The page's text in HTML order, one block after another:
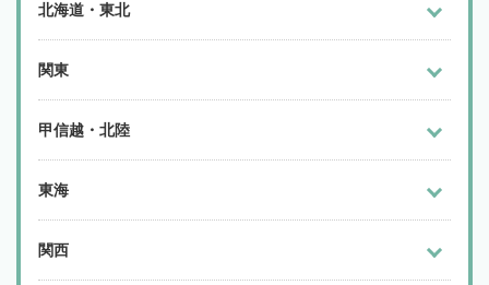
北海道・東北
関東
甲信越・北陸
東海
関西